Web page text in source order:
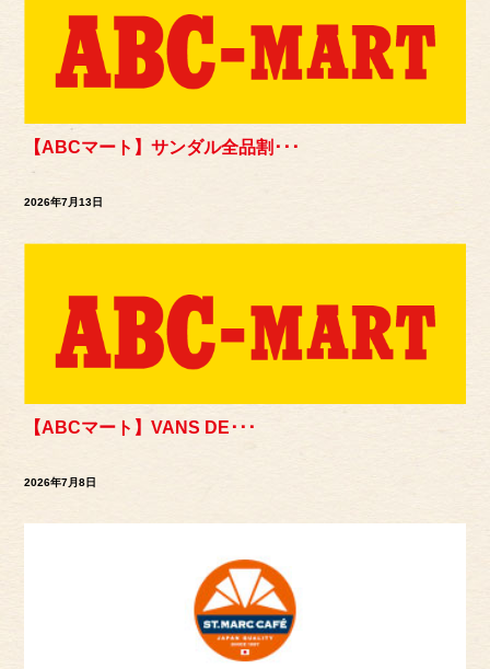
【ABCマート】サンダル全品割･･･
2026年7月13日
【ABCマート】VANS DE･･･
2026年7月8日